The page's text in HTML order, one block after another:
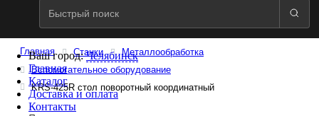
Ваш город:Челябинск
Главная
Каталог
Доставка и оплата
Контакты
Главная Станки
Металлообработка
Вспомогательное оборудование
KRS-425R стол поворотный координатный